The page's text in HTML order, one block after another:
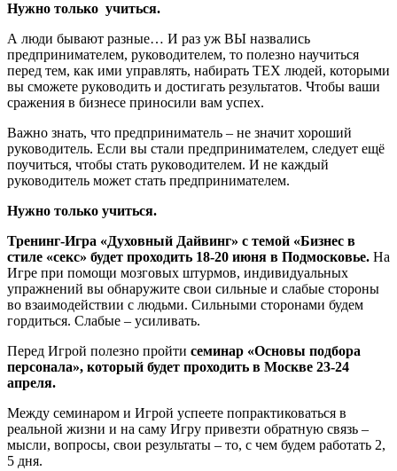
Нужно только учиться.
А люди бывают разные… И раз уж ВЫ назвались
предпринимателем, руководителем, то полезно научиться
перед тем, как ими управлять, набирать ТЕХ людей, которыми
вы сможете руководить и достигать результатов. Чтобы ваши
сражения в бизнесе приносили вам успех.
Важно знать, что предприниматель – не значит хороший
руководитель. Если вы стали предпринимателем, следует ещё
поучиться, чтобы стать руководителем. И не каждый
руководитель может стать предпринимателем.
Нужно только учиться.
Тренинг-Игра «Духовный Дайвинг» с темой «Бизнес в
стиле «секс» будет проходить 18-20 июня в Подмосковье. На
Игре при помощи мозговых штурмов, индивидуальных
упражнений вы обнаружите свои сильные и слабые стороны
во взаимодействии с людьми. Сильными сторонами будем
гордиться. Слабые – усиливать.
Перед Игрой полезно пройти семинар «Основы подбора
персонала», который будет проходить в Москве 23-24
апреля.
Между семинаром и Игрой успеете попрактиковаться в
реальной жизни и на саму Игру привезти обратную связь –
мысли, вопросы, свои результаты – то, с чем будем работать 2,
5 дня.